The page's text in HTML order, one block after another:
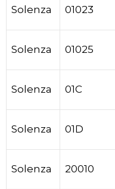
Solenza 01023
Solenza 01025
Solenza 01C
Solenza 01D
Solenza 20010